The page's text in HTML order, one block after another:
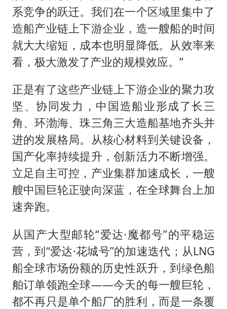
系竞争的跃迁。我们在一个区域里集中了
造船产业链上下游企业，造一艘船的时间
就大大缩短，成本也明显降低。从效率来
看，极大激发了产业的规模效应。”
正是有了这些产业链上下游企业的聚力攻
坚、协同发力，中国造船业形成了长三
角、环渤海、珠三角三大造船基地齐头并
进的发展格局。从核心材料到关键设备，
国产化率持续提升，创新活力不断增强。
立足自主可控，产业集群加速成长，一艘
艘中国巨轮正驶向深蓝，在全球舞台上加
速奔跑。
从国产大型邮轮“爱达·魔都号”的平稳运
营，到“爱达·花城号”的加速迭代；从LNG
船全球市场份额的历史性跃升，到绿色船
舶订单领跑全球——今天的每一艘巨轮，
都不再只是单个船厂的胜利，而是一条覆